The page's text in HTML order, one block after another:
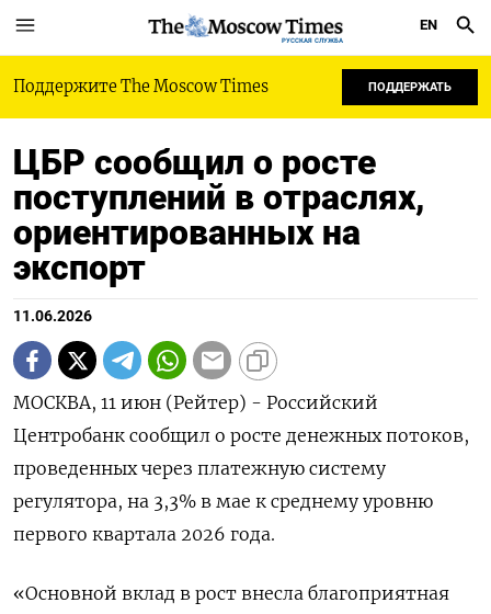
РУССКАЯ СЛУЖБА
EN
Поддержите The Moscow Times ПОДДЕРЖАТЬ
ЦБР сообщил о росте
поступлений в отраслях,
ориентированных на
экспорт
11.06.2026
МОСКВА, 11 июн (Рейтер) - Российский
Центробанк сообщил о росте денежных потоков,
проведенных через платежную систему
регулятора, ‌на 3,3% в мае к среднему уровню
первого квартала 2026 года.
«Основной вклад в рост ​внесла благоприятная ​